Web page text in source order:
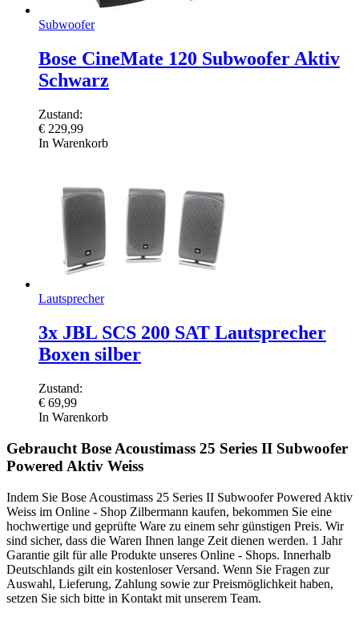
Subwoofer
Bose CineMate 120 Subwoofer Aktiv
Schwarz
Zustand:
€ 229,99
In Warenkorb
Lautsprecher
3x JBL SCS 200 SAT Lautsprecher
Boxen silber
Zustand:
€ 69,99
In Warenkorb
Gebraucht Bose Acoustimass 25 Series II Subwoofer
Powered Aktiv Weiss
Indem Sie Bose Acoustimass 25 Series II Subwoofer Powered Aktiv
Weiss im Online - Shop Zilbermann kaufen, bekommen Sie eine
hochwertige und geprüfte Ware zu einem sehr günstigen Preis. Wir
sind sicher, dass die Waren Ihnen lange Zeit dienen werden. 1 Jahr
Garantie gilt für alle Produkte unseres Online - Shops. Innerhalb
Deutschlands gilt ein kostenloser Versand. Wenn Sie Fragen zur
Auswahl, Lieferung, Zahlung sowie zur Preismöglichkeit haben,
setzen Sie sich bitte in Kontakt mit unserem Team.